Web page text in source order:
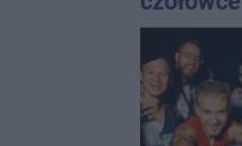
analizy
miasto
na upały